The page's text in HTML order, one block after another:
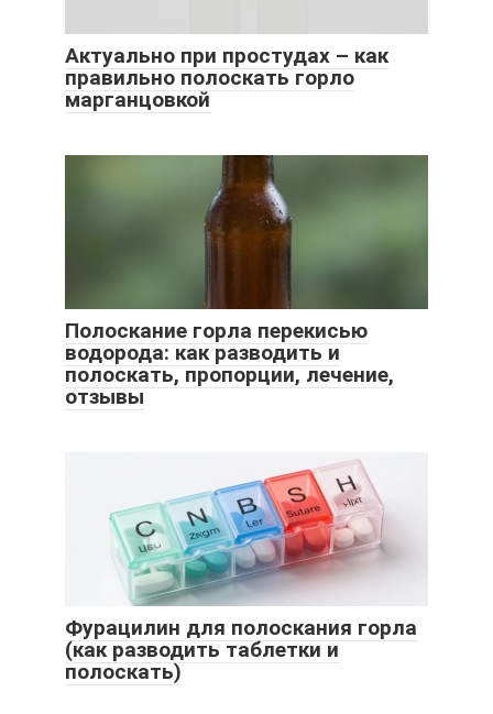
Актуально при простудах – как
правильно полоскать горло
марганцовкой
Полоскание горла перекисью
водорода: как разводить и
полоскать, пропорции, лечение,
отзывы
Фурацилин для полоскания горла
(как разводить таблетки и
полоскать)